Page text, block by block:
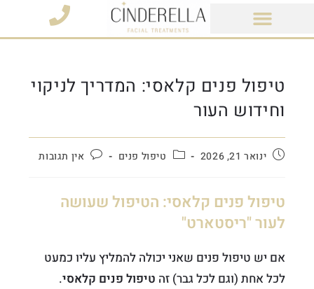
טיפול פנים קלאסי: המדריך לניקוי
וחידוש העור
ינואר 21, 2026 טיפול פנים אין תגובות
טיפול פנים קלאסי: הטיפול שעושה
לעור "ריסטארט"
אם יש טיפול פנים שאני יכולה להמליץ עליו כמעט
לכל אחת (וגם לכל גבר) זה טיפול פנים קלאסי.